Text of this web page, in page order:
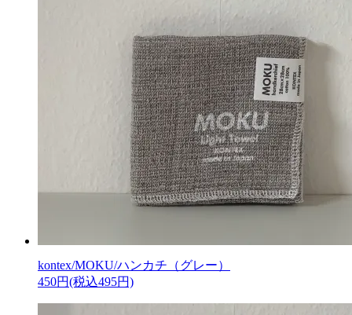
kontex/MOKU/ハンカチ（グレー）
450円(税込495円)